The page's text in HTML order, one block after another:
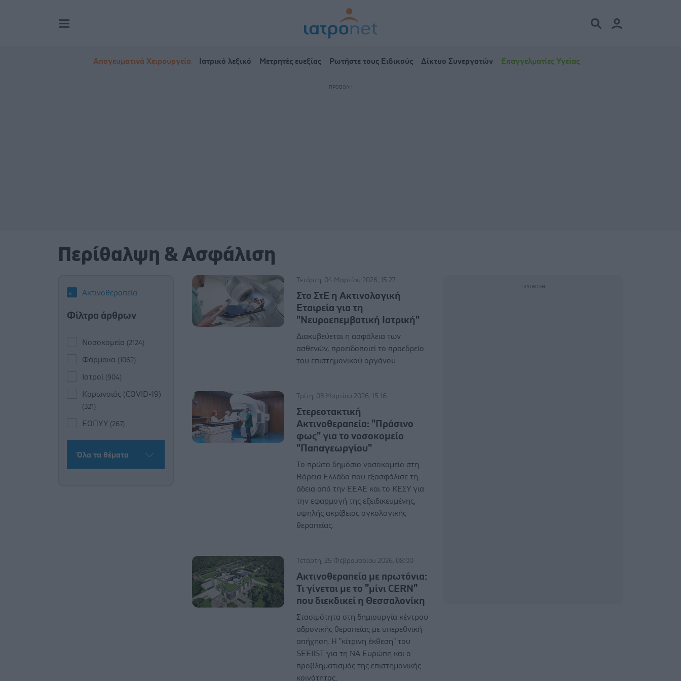
Απογευματινά Χειρουργεία Ιατρικό λεξικό Μετρητές ευεξίας Ρωτήστε τους Ειδικούς Δίκτυο Συνεργατών Επαγγελματίες Υγείας
Περίθαλψη & Ασφάλιση
Ακτινοθεραπεία
Φίλτρα άρθρων
Νοσοκομεία (2124)
Φάρμακα (1062)
Ιατροί (904)
Κορωνοϊός (COVID-19)
(321)
ΕΟΠΥΥ (267)
Όλα τα θέματα
Τετάρτη, 04 Μαρτίου 2026, 15:27
Στο ΣτΕ η Ακτινολογική
Εταιρεία για τη
"Νευροεπεμβατική Ιατρική"
Διακυβεύεται η ασφάλεια των
ασθενών, προειδοποιεί το προεδρείο
του επιστημονικού οργάνου.
Τρίτη, 03 Μαρτίου 2026, 15:16
Στερεοτακτική
Ακτινοθεραπεία: "Πράσινο
φως" για το νοσοκομείο
"Παπαγεωργίου"
Το πρώτο δημόσιο νοσοκομείο στη
Βόρεια Ελλάδα που εξασφάλισε τη
άδεια από την ΕΕΑΕ και το ΚΕΣΥ για
την εφαρμογή της εξειδικευμένης,
υψηλής ακρίβειας ογκολογικής
θεραπείας.
Τετάρτη, 25 Φεβρουαρίου 2026, 08:00
Ακτινοθεραπεία με πρωτόνια:
Τι γίνεται με το "μίνι CERN"
που διεκδικεί η Θεσσαλονίκη
Στασιμότητα στη δημιουργία κέντρου
αδρονικής θεραπείας με υπερεθνική
απήχηση. Η "κίτρινη έκθεση" του
SEEIIST για τη ΝΑ Ευρώπη και ο
προβληματισμός της επιστημονικής
κοινότητας.